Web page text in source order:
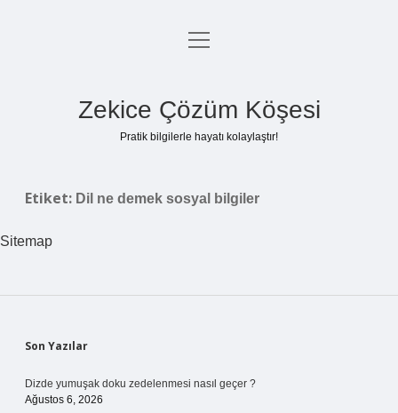
Anasayfa
Yasal Uyarı
menüyü
Zekice Çözüm Köşesi
Pratik bilgilerle hayatı kolaylaştır!
Etiket: Dil ne demek sosyal bilgiler
Sitemap
Sidebar
Son Yazılar
Dizde yumuşak doku zedelenmesi nasıl geçer ?
Ağustos 6, 2026